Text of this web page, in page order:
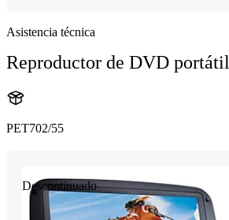
Asistencia técnica
Reproductor de DVD portátil
PET702/55
Descontinuado